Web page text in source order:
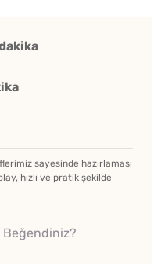
sayesinde hazırlaması
hızlı ve pratik şekilde
Beğendiniz?